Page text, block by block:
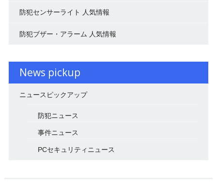
防犯センサーライト 人気情報
防犯ブザー・アラーム 人気情報
News pickup
ニュースピックアップ
防犯ニュース
事件ニュース
PCセキュリティニュース